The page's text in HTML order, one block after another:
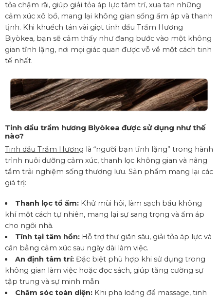
tỏa chậm rãi, giúp giải tỏa áp lực tâm trí, xua tan những
cảm xúc xô bồ, mang lại không gian sống ấm áp và thanh
tịnh. Khi khuếch tán vài giọt tinh dầu Trầm Hương
Biyòkea, bạn sẽ cảm thấy như đang bước vào một không
gian tĩnh lặng, nơi mọi giác quan được vỗ về một cách tinh
tế nhất.
Tinh dầu trầm hương Biyòkea được sử dụng như thế
nào?
Tinh dầu Trầm Hương là “người bạn tĩnh lặng” trong hành
trình nuôi dưỡng cảm xúc, thanh lọc không gian và nâng
tầm trải nghiệm sống thượng lưu. Sản phẩm mang lại các
giá trị:
Thanh lọc tổ ấm:Khử mùi hôi, làm sạch bầu không
khí một cách tự nhiên, mang lại sự sang trọng và ấm áp
cho ngôi nhà.
Tĩnh tại tâm hồn:Hỗ trợ thư giãn sâu, giải tỏa áp lực và
cân bằng cảm xúc sau ngày dài làm việc.
An định tâm trí:Đặc biệt phù hợp khi sử dụng trong
không gian làm việc hoặc đọc sách, giúp tăng cường sự
tập trung và sự minh mẫn.
Chăm sóc toàn diện:Khi pha loãng để massage, tinh